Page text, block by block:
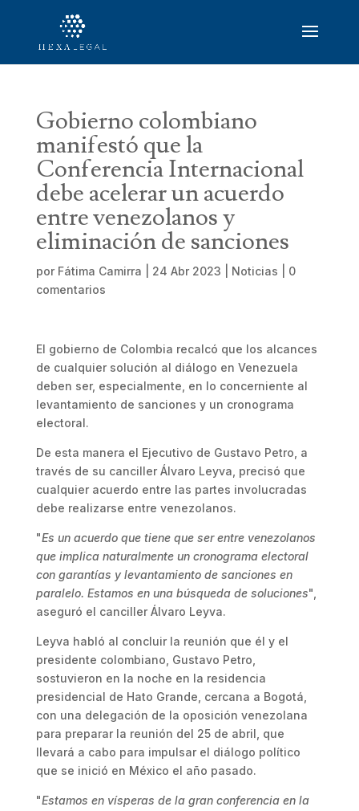
Gobierno colombiano
manifestó que la
Conferencia Internacional
debe acelerar un acuerdo
entre venezolanos y
eliminación de sanciones
por Fátima Camirra 24 Abr 2023 Noticias
0
comentarios
El gobierno de Colombia recalcó que los alcances
de cualquier solución al diálogo en Venezuela
deben ser, especialmente, en lo concerniente al
levantamiento de sanciones y un cronograma
electoral.
De esta manera el Ejecutivo de Gustavo Petro, a
través de su canciller Álvaro Leyva, precisó que
cualquier acuerdo entre las partes involucradas
debe realizarse entre venezolanos.
"Es un acuerdo que tiene que ser entre venezolanos
que implica naturalmente un cronograma electoral
con garantías y levantamiento de sanciones en
paralelo. Estamos en una búsqueda de soluciones",
aseguró el canciller Álvaro Leyva.
Leyva habló al concluir la reunión que él y el
presidente colombiano, Gustavo Petro,
sostuvieron en la noche en la residencia
presidencial de Hato Grande, cercana a Bogotá,
con una delegación de la oposición venezolana
para preparar la reunión del 25 de abril, que
llevará a cabo para impulsar el diálogo político
que se inició en México el año pasado.
"Estamos en vísperas de la gran conferencia en la